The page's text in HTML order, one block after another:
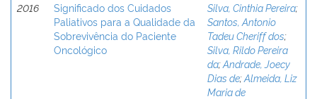
2016
Significado dos Cuidados
Paliativos para a Qualidade da
Sobrevivência do Paciente
Oncológico
Silva, Cinthia Pereira;
Santos, Antonio
Tadeu Cheriff dos;
Silva, Rildo Pereira
da;Andrade, Joecy
Dias de;Almeida, Liz
Maria de